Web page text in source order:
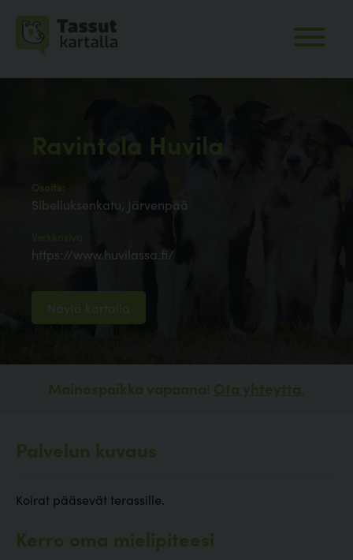
Ravintola Huvila
Osoite:
Sibeliuksenkatu, Järvenpää
https://www.huvilassa.fi/
Näytä kartalla
Mainospaikka vapaana! Ota yhteyttä.
Palvelun kuvaus
Koirat pääsevät terassille.
Kerro oma mielipiteesi